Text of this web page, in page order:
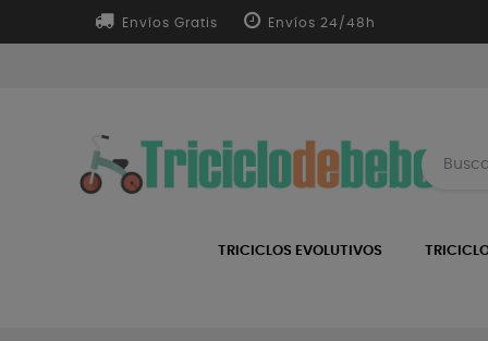
Envíos Gratis Envíos 24/48h
TRICICLOS EVOLUTIVOS